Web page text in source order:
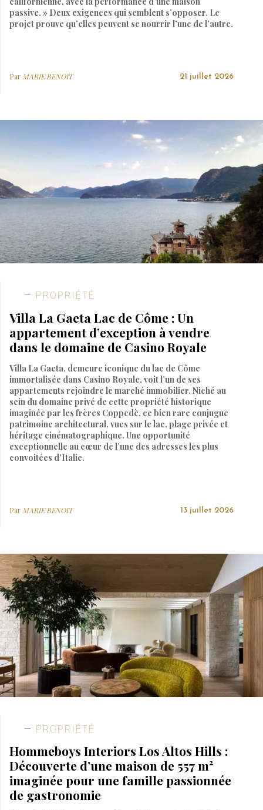
passive. » Deux exigences qui semblent s’opposer. Le
projet prouve qu’elles peuvent se nourrir l’une de l’autre.
Par MARIE BENOIT 21 juillet 2026
PROPRIÉTÉ
Villa La Gaeta Lac de Côme : Un
appartement d’exception à vendre
dans le domaine de Casino Royale
Villa La Gaeta, demeure iconique du lac de Côme
immortalisée dans Casino Royale, voit l’un de ses
appartements rejoindre le marché immobilier. Niché au
sein du domaine privé de cette propriété historique
imaginée par les frères Coppedè, ce bien rare conjugue
patrimoine architectural, vues sur le lac, plage privée et
héritage cinématographique. Une opportunité
exceptionnelle au cœur de l’une des adresses les plus
convoitées d’Italie.
Par MARIE BENOIT 13 juillet 2026
PROPRIÉTÉ
Hommeboys Interiors Los Altos Hills :
Découverte d’une maison de 557 m²
imaginée pour une famille passionnée
de gastronomie